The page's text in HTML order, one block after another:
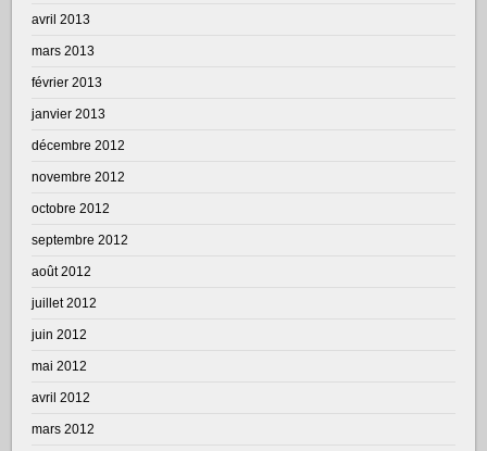
avril 2013
mars 2013
février 2013
janvier 2013
décembre 2012
novembre 2012
octobre 2012
septembre 2012
août 2012
juillet 2012
juin 2012
mai 2012
avril 2012
mars 2012